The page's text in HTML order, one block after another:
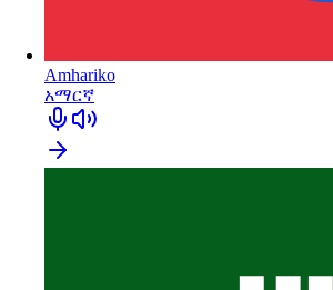
Amhariko
አማርኛ